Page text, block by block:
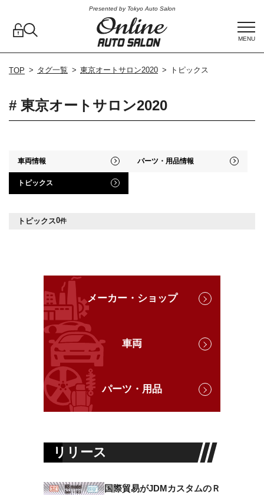
Presented by Tokyo Auto Salon
MENU
TOP タグ一覧 東京オートサロン2020 トピックス
# 東京オートサロン2020
車両情報 パーツ・用品情報
トピックス
トピックス0件
メーカー・ショップ
車両
パーツ・用品
リリース
国際貿易がJDMカスタムのＲ